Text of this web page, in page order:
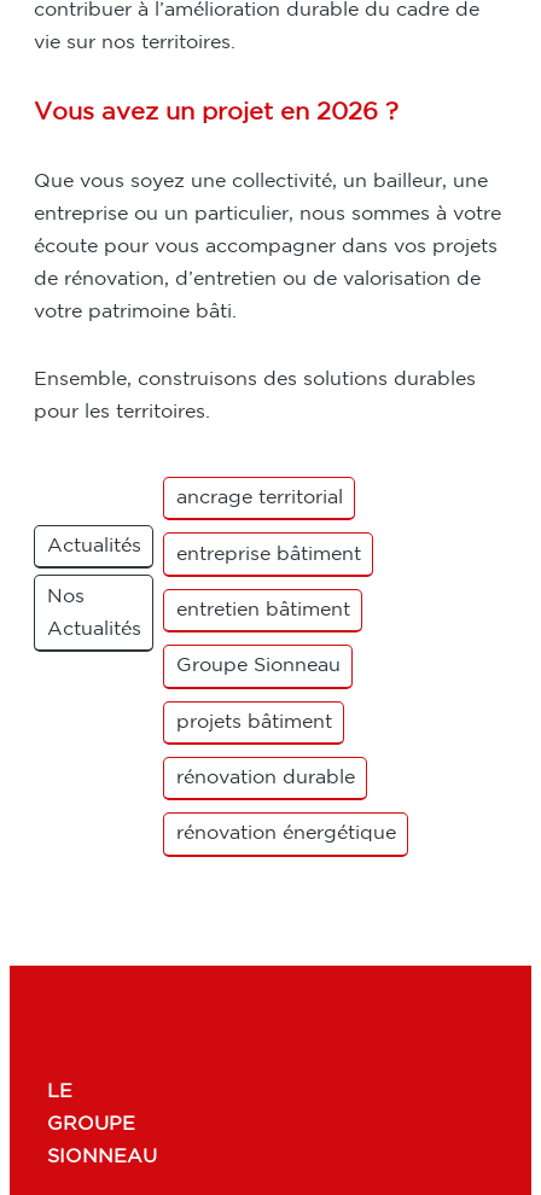
contribuer à l’amélioration durable du cadre de
vie sur nos territoires.
Vous avez un projet en 2026 ?
Que vous soyez une collectivité, un bailleur, une
entreprise ou un particulier, nous sommes à votre
écoute pour vous accompagner dans vos projets
de rénovation, d’entretien ou de valorisation de
votre patrimoine bâti.
Ensemble, construisons des solutions durables
pour les territoires.
Actualités
Nos
Actualités
ancrage territorial
entreprise bâtiment
entretien bâtiment
Groupe Sionneau
projets bâtiment
rénovation durable
rénovation énergétique
LE
GROUPE
SIONNEAU